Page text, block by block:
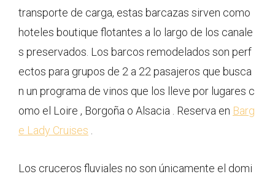
transporte de carga, estas barcazas sirven como
hoteles boutique flotantes a lo largo de los canale
s preservados. Los barcos remodelados son perf
ectos para grupos de 2 a 22 pasajeros que busca
n un programa de vinos que los lleve por lugares c
omo el Loire , Borgoña o Alsacia . Reserva en Barg
e Lady Cruises
Los cruceros fluviales no son únicamente el domi